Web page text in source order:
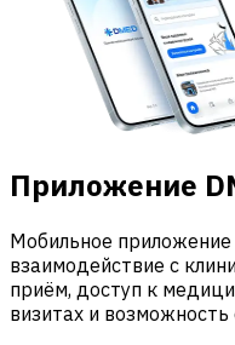
Приложение
Мобильное
взаимодействие с
приём, доступ к
визитах и